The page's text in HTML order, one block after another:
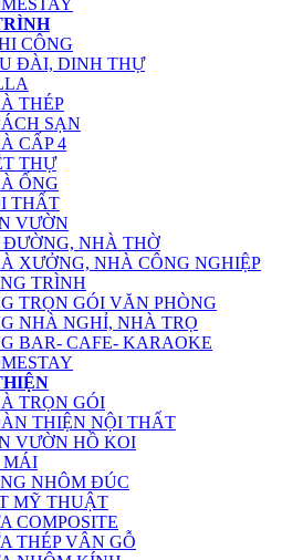
CÔNG
ĐÀI, DINH THỰ
THÉP
SẠN
CẤP 4
THỰ
ỐNG
THẤT
VƯỜN
NHÀ THỜ
XƯỞNG, NHÀ CÔNG NGHIỆP
TRÌNH
TRỌN GÓI VĂN PHÒNG
NHÀ NGHỈ, NHÀ TRỌ
BAR- CAFE- KARAOKE
TRỌN GÓI
THIỆN NỘI THẤT
VƯỜN HỒ KOI
MÁI
NHÔM ĐÚC
MỸ THUẬT
COMPOSITE
THÉP VÂN GỖ